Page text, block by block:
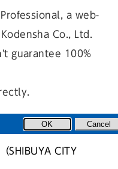
向上や「ちがいを ちからに
スマートシティ推進基本方
（SHIBUYA CITY
a web-
Co., Ltd.
guarantee 100%
OK Cancel